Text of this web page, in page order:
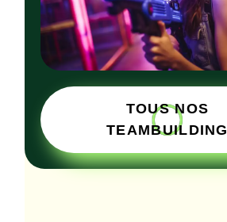
TOUS NOS
TEAMBUILDING